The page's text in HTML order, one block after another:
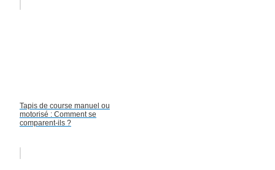
Tapis de course manuel ou
motorisé : Comment se
comparent-ils ?